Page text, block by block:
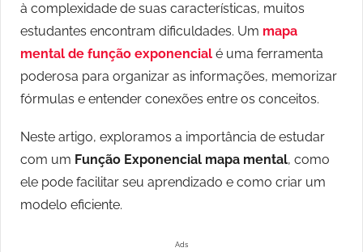
à complexidade de suas características, muitos
estudantes encontram dificuldades. Um mapa
mental de função exponencial é uma ferramenta
poderosa para organizar as informações, memorizar
fórmulas e entender conexões entre os conceitos.
Neste artigo, exploramos a importância de estudar
com um Função Exponencial mapa mental, como
ele pode facilitar seu aprendizado e como criar um
modelo eficiente.
Ads